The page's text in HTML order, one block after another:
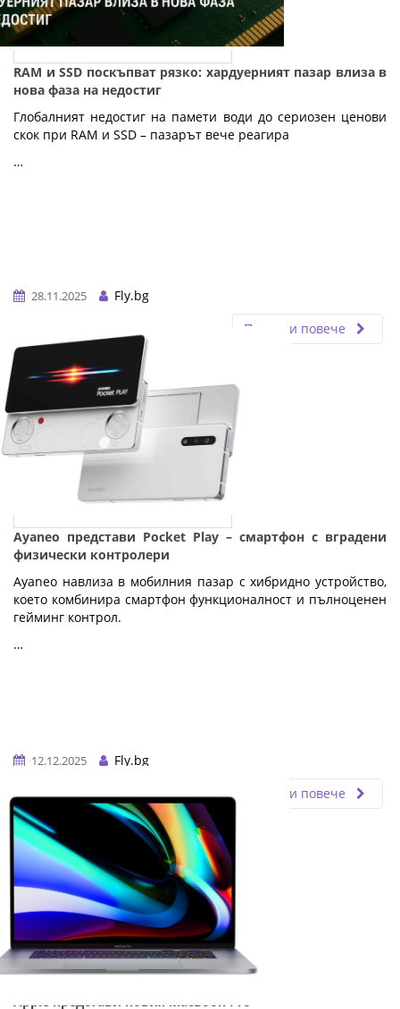
RAM и SSD поскъпват рязко: хардуерният пазар влиза в
нова фаза на недостиг
Глобалният недостиг на памети води до сериозен ценови
скок при RAM и SSD – пазарът вече реагира
…
28.11.2025
Fly.bg
Прочети повече
Ayaneo представи Pocket Play – смартфон с вградени
физически контролери
Ayaneo навлиза в мобилния пазар с хибридно устройство,
което комбинира смартфон функционалност и пълноценен
гейминг контрол.
…
12.12.2025
Fly.bg
Прочети повече